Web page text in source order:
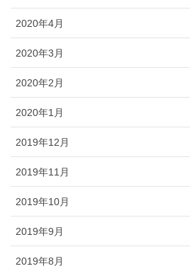
2020年4月
2020年3月
2020年2月
2020年1月
2019年12月
2019年11月
2019年10月
2019年9月
2019年8月